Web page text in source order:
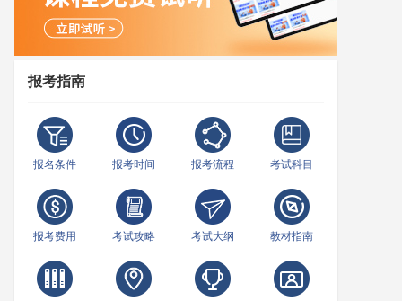
报考指南
报名条件 报考时间 报考流程 考试科目
报考费用 考试攻略 考试大纲 教材指南